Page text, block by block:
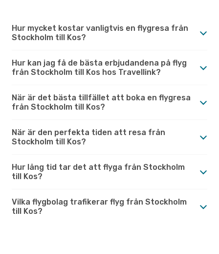
Hur mycket kostar vanligtvis en flygresa från
Stockholm till Kos?
Hur kan jag få de bästa erbjudandena på flyg
från Stockholm till Kos hos Travellink?
När är det bästa tillfället att boka en flygresa
från Stockholm till Kos?
När är den perfekta tiden att resa från
Stockholm till Kos?
Hur lång tid tar det att flyga från Stockholm
till Kos?
Vilka flygbolag trafikerar flyg från Stockholm
till Kos?